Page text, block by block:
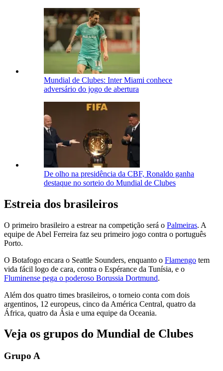
Mundial de Clubes: Inter Miami conhece
adversário do jogo de abertura
De olho na presidência da CBF, Ronaldo ganha
destaque no sorteio do Mundial de Clubes
Estreia dos brasileiros
O primeiro brasileiro a estrear na competição será o Palmeiras. A
equipe de Abel Ferreira faz seu primeiro jogo contra o português
Porto.
O Botafogo encara o Seattle Sounders, enquanto o Flamengo tem
vida fácil logo de cara, contra o Espérance da Tunísia, e o
Fluminense pega o poderoso Borussia Dortmund.
Além dos quatro times brasileiros, o torneio conta com dois
argentinos, 12 europeus, cinco da América Central, quatro da
África, quatro da Ásia e uma equipe da Oceania.
Veja os grupos do Mundial de Clubes
Grupo A